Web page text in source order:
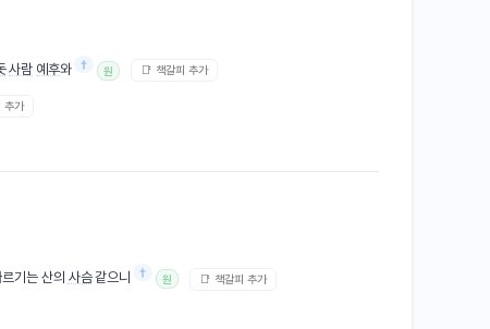
사람 예후와 † 원 📑 책갈피 추가
추가
기는 산의 사슴같으니 † 원 📑 책갈피 추가